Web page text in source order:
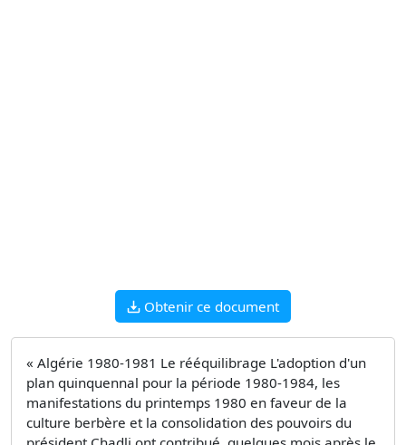
Obtenir ce document
« Algérie 1980-1981 Le rééquilibrage L'adoption d'un
plan quinquennal pour la période 1980-1984, les
manifestations du printemps 1980 en faveur de la
culture berbère et la consolidation des pouvoirs du